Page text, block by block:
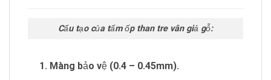
Cấu tạo của tấm ốp than tre vân giả gỗ:
Màng bảo vệ (0.4 – 0.45mm).